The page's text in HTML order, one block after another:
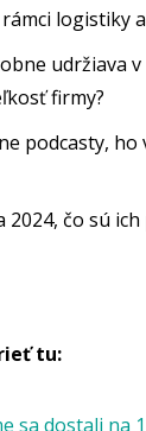
logistiky
udržiava
firmy?
podcasty,
2024, čo sú
tu:
sa dostali